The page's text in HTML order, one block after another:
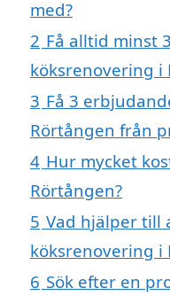
med?
2 Få alltid minst
köksrenovering i
3 Få 3
Rörtången från
4 Hur mycket
Rörtången?
5 Vad hjälper till
köksrenovering i
6 Sök efter en